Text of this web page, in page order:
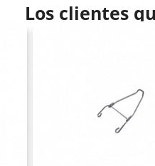
Los clientes